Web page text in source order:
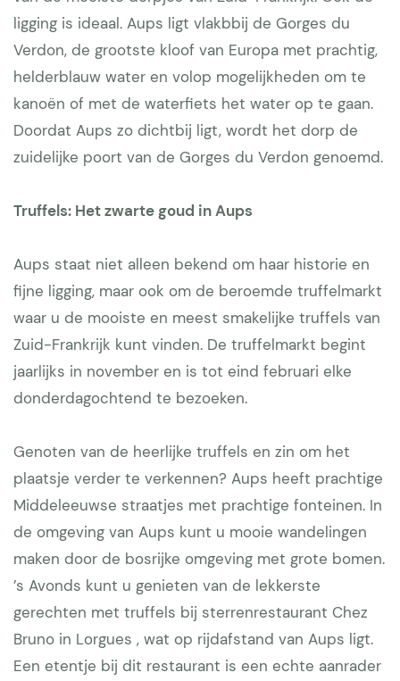
ligging is ideaal. Aups ligt vlakbbij de Gorges du
Verdon, de grootste kloof van Europa met prachtig,
helderblauw water en volop mogelijkheden om te
kanoën of met de waterfiets het water op te gaan.
Doordat Aups zo dichtbij ligt, wordt het dorp de
zuidelijke poort van de Gorges du Verdon genoemd.
Truffels: Het zwarte goud in Aups
Aups staat niet alleen bekend om haar historie en
fijne ligging, maar ook om de beroemde truffelmarkt
waar u de mooiste en meest smakelijke truffels van
Zuid-Frankrijk kunt vinden. De truffelmarkt begint
jaarlijks in november en is tot eind februari elke
donderdagochtend te bezoeken.
Genoten van de heerlijke truffels en zin om het
plaatsje verder te verkennen? Aups heeft prachtige
Middeleeuwse straatjes met prachtige fonteinen. In
de omgeving van Aups kunt u mooie wandelingen
maken door de bosrijke omgeving met grote bomen.
’s Avonds kunt u genieten van de lekkerste
gerechten met truffels bij sterrenrestaurant Chez
Bruno in Lorgues , wat op rijdafstand van Aups ligt.
Een etentje bij dit restaurant is een echte aanrader